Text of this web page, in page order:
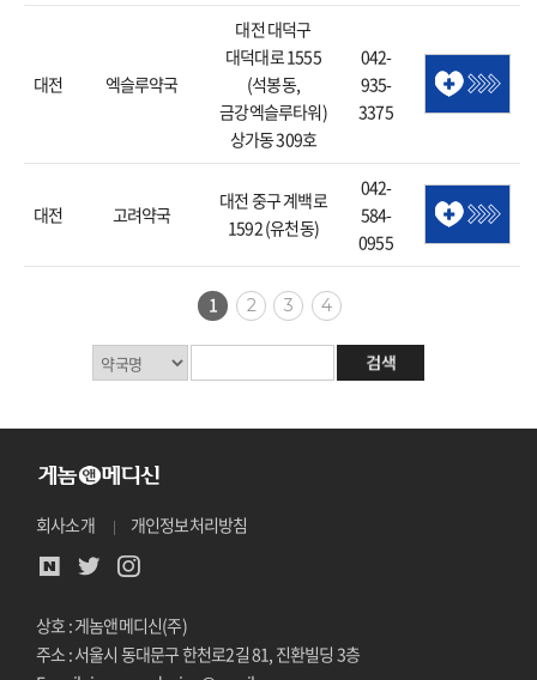
대전 엑슬루약국
대전 대덕구
대덕대로 1555
(석봉동,
금강엑슬루타워)
상가동 309호
042-
935-
3375
대전 고려약국
대전 중구 계백로
1592 (유천동)
042-
584-
0955
1 2 3 4
회사소개 개인정보처리방침
상호 : 게놈앤메디신(주)
주소 : 서울시 동대문구 한천로2길 81, 진환빌딩 3층